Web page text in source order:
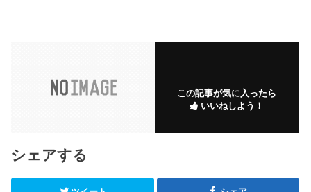
この記事が気に入ったら
いいねしよう！
シェアする